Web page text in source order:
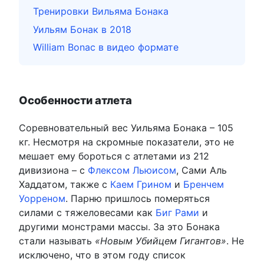
Тренировки Вильяма Бонака
Уильям Бонак в 2018
William Bonac в видео формате
Особенности атлета
Соревновательный вес Уильяма Бонака – 105
кг. Несмотря на скромные показатели, это не
мешает ему бороться с атлетами из 212
дивизиона – с Флексом Льюисом, Сами Аль
Хаддатом, также с Каем Грином и Бренчем
Уорреном. Парню пришлось померяться
силами с тяжеловесами как Биг Рами и
другими монстрами массы. За это Бонака
стали называть «Новым Убийцем Гигантов». Не
исключено, что в этом году список